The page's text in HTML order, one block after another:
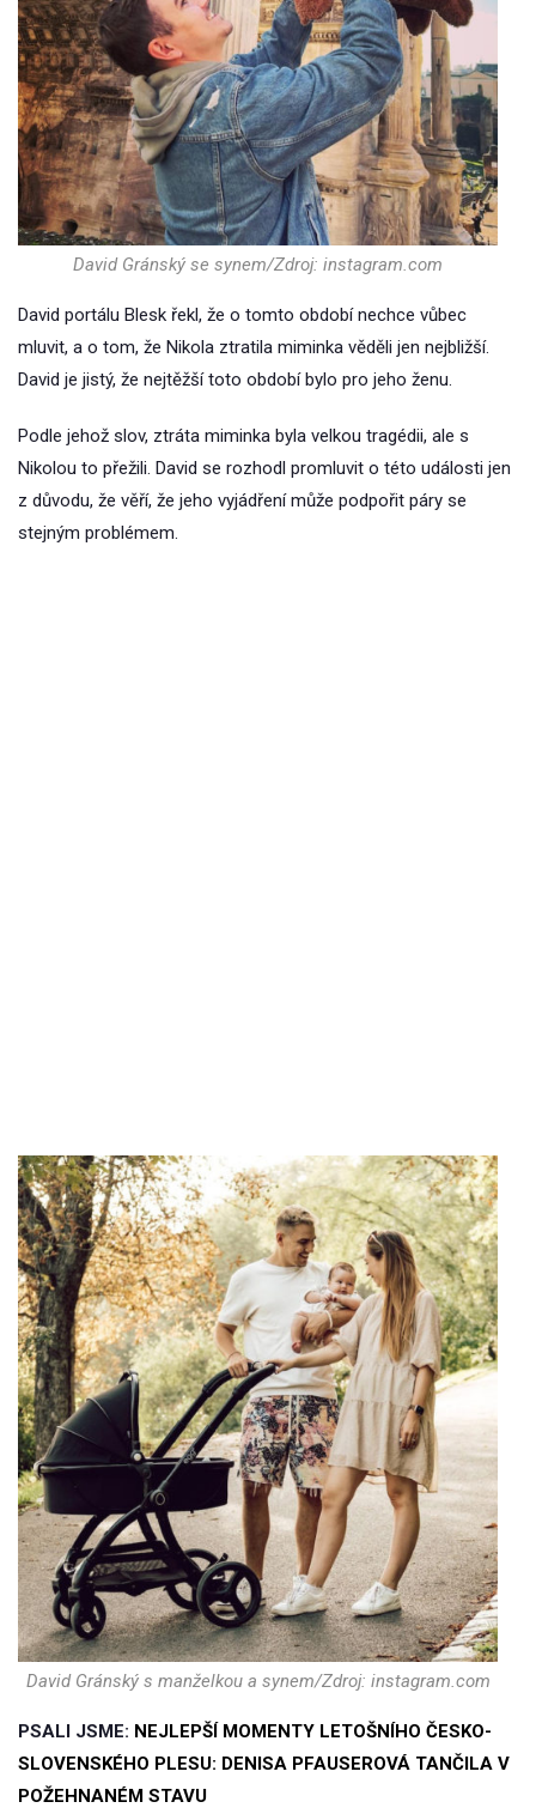
David Gránský se synem/Zdroj: instagram.com
David portálu Blesk řekl, že o tomto období nechce vůbec
mluvit, a o tom, že Nikola ztratila miminka věděli jen nejbližší.
David je jistý, že nejtěžší toto období bylo pro jeho ženu.
Podle jehož slov, ztráta miminka byla velkou tragédii, ale s
Nikolou to přežili. David se rozhodl promluvit o této události jen
z důvodu, že věří, že jeho vyjádření může podpořit páry se
stejným problémem.
David Gránský s manželkou a synem/Zdroj: instagram.com
PSALI JSME: NEJLEPŠÍ MOMENTY LETOŠNÍHO ČESKO-
SLOVENSKÉHO PLESU: DENISA PFAUSEROVÁ TANČILA V
POŽEHNANÉM STAVU